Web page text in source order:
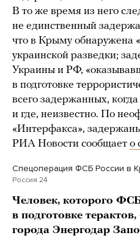
В то же время из него
не единственный
что в Крыму обнаружена
украинской разведки;
Украины и РФ,
в подготовке
всего задержанных,
и где, неизвестно. По
«Интерфакса»,
РИА Новости сообщает о
Спецоперация ФСБ России в
Россия 24
Человек, которого
в подготовке
города Энергодар